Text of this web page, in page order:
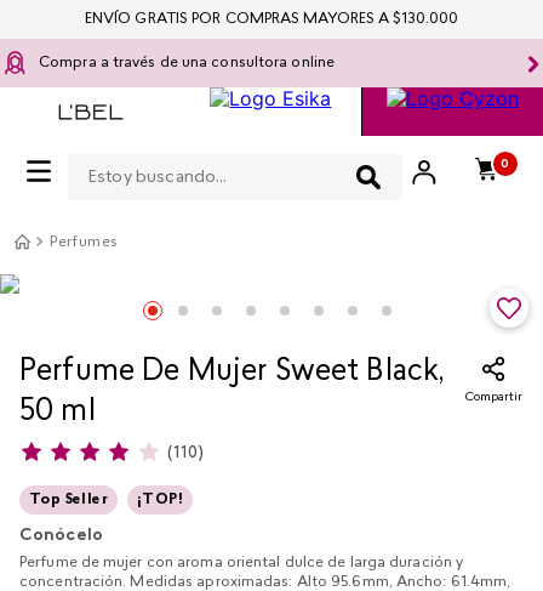
Compra a través de una consultora online
0
ENVÍO GRATIS POR COMPRAS MAYORES A $130.000
Perfumes
Perfume De Mujer Sweet Black,
50 ml
Compartir
(110)
Top Seller ¡TOP!
Conócelo
Perfume de mujer con aroma oriental dulce de larga duración y
concentración. Medidas aproximadas: Alto 95.6mm, Ancho: 61.4mm,